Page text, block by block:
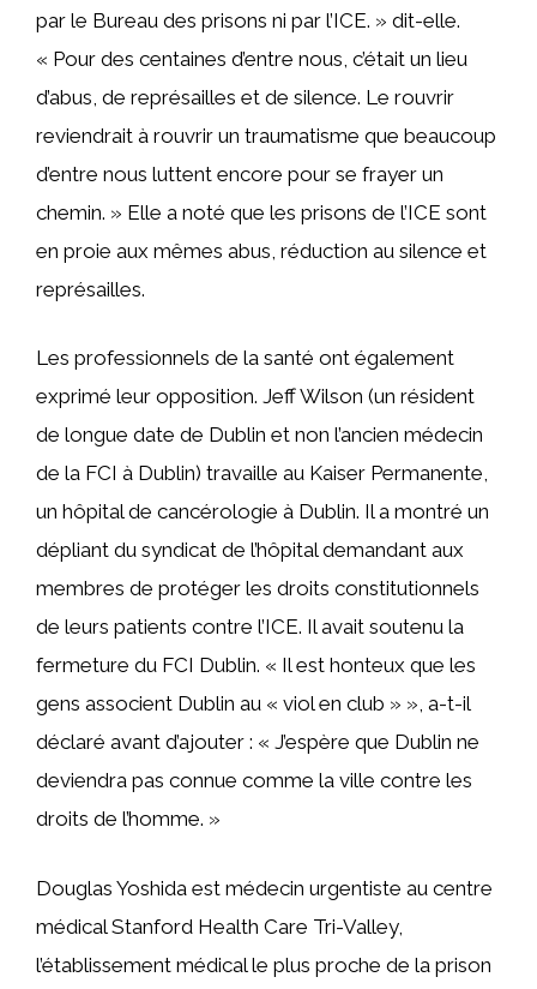
par le Bureau des prisons ni par l’ICE. » dit-elle.
« Pour des centaines d’entre nous, c’était un lieu
d’abus, de représailles et de silence. Le rouvrir
reviendrait à rouvrir un traumatisme que beaucoup
d’entre nous luttent encore pour se frayer un
chemin. » Elle a noté que les prisons de l’ICE sont
en proie aux mêmes abus, réduction au silence et
représailles.
Les professionnels de la santé ont également
exprimé leur opposition. Jeff Wilson (un résident
de longue date de Dublin et non l’ancien médecin
de la FCI à Dublin) travaille au Kaiser Permanente,
un hôpital de cancérologie à Dublin. Il a montré un
dépliant du syndicat de l’hôpital demandant aux
membres de protéger les droits constitutionnels
de leurs patients contre l’ICE. Il avait soutenu la
fermeture du FCI Dublin. « Il est honteux que les
gens associent Dublin au « viol en club » », a-t-il
déclaré avant d’ajouter : « J’espère que Dublin ne
deviendra pas connue comme la ville contre les
droits de l’homme. »
Douglas Yoshida est médecin urgentiste au centre
médical Stanford Health Care Tri-Valley,
l’établissement médical le plus proche de la prison